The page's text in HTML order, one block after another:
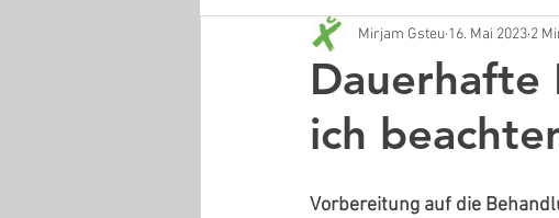
Dauerhafte
ich
Mirjam Gsteu 16. Mai 2023 2
Vorbereitung auf die